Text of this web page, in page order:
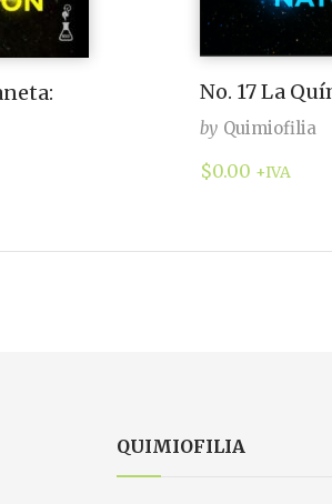
No. 17 La
by Quimiofilia
$0.00 +IVA
QUIMIOFILIA